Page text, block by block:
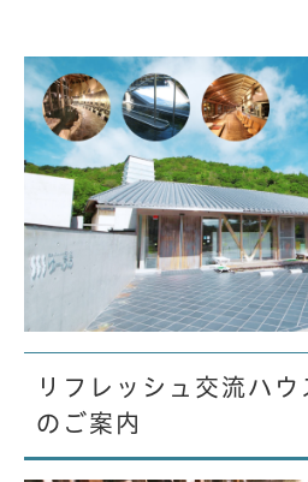
リフレッシュ交流ハウ
のご案内